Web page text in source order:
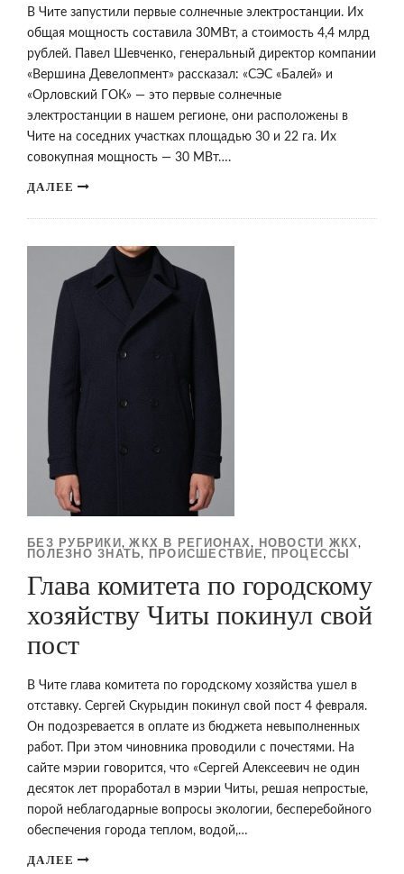
В Чите запустили первые солнечные электростанции. Их
общая мощность составила 30МВт, а стоимость 4,4 млрд
рублей. Павел Шевченко, генеральный директор компании
«Вершина Девелопмент» рассказал: «СЭС «Балей» и
«Орловский ГОК» — это первые солнечные
электростанции в нашем регионе, они расположены в
Чите на соседних участках площадью 30 и 22 га. Их
совокупная мощность — 30 МВт….
ДАЛЕЕ
БЕЗ РУБРИКИ ,ЖКХ В РЕГИОНАХ, НОВОСТИ ЖКХ,
ПОЛЕЗНО ЗНАТЬ, ПРОИСШЕСТВИЕ, ПРОЦЕССЫ
Глава комитета по городскому
хозяйству Читы покинул свой
пост
В Чите глава комитета по городскому хозяйства ушел в
отставку. Сергей Скурыдин покинул свой пост 4 февраля.
Он подозревается в оплате из бюджета невыполненных
работ. При этом чиновника проводили с почестями. На
сайте мэрии говорится, что «Сергей Алексеевич не один
десяток лет проработал в мэрии Читы, решая непростые,
порой неблагодарные вопросы экологии, бесперебойного
обеспечения города теплом, водой,…
ДАЛЕЕ